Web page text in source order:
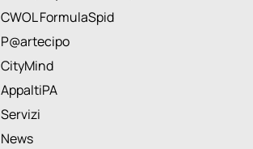
CWOL FormulaSpid
P@artecipo
CityMind
AppaltiPA
Servizi
News